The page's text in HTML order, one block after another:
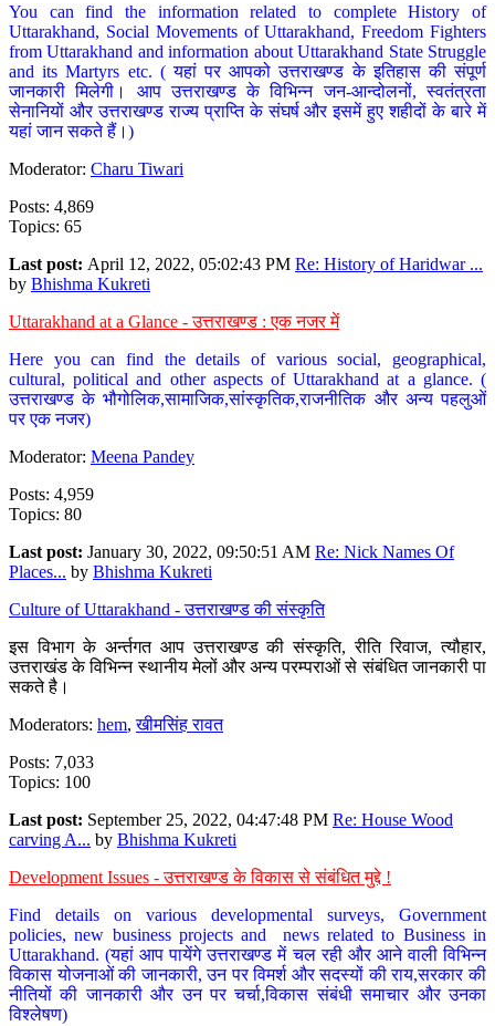
You can find the information related to complete History of
Uttarakhand, Social Movements of Uttarakhand, Freedom Fighters
from Uttarakhand and information about Uttarakhand State Struggle
and its Martyrs etc. ( यहां पर आपको उत्तराखण्ड के इतिहास की संपूर्ण
जानकारी मिलेगी। आप उत्तराखण्ड के विभिन्न जन-आन्दोलनों, स्वतंत्रता
सेनानियों और उत्तराखण्ड राज्य प्राप्ति के संघर्ष और इसमें हुए शहीदों के बारे में
यहां जान सकते हैं।)
Moderator: Charu Tiwari
Posts: 4,869
Topics: 65
Last post: April 12, 2022, 05:02:43 PM Re: History of Haridwar ...
by Bhishma Kukreti
Uttarakhand at a Glance - उत्तराखण्ड : एक नजर में
Here you can find the details of various social, geographical,
cultural, political and other aspects of Uttarakhand at a glance. (
उत्तराखण्ड के भौगोलिक,सामाजिक,सांस्कृतिक,राजनीतिक और अन्य पहलुओं
पर एक नजर)
Moderator: Meena Pandey
Posts: 4,959
Topics: 80
Last post: January 30, 2022, 09:50:51 AM Re: Nick Names Of
Places... by Bhishma Kukreti
Culture of Uttarakhand - उत्तराखण्ड की संस्कृति
इस विभाग के अर्न्तगत आप उत्तराखण्ड की संस्कृति, रीति रिवाज, त्यौहार,
उत्तराखंड के विभिन्न स्थानीय मेलों और अन्य परम्पराओं से संबंधित जानकारी पा
सकते है।
Moderators: hem,खीमसिंह रावत
Posts: 7,033
Topics: 100
Last post: September 25, 2022, 04:47:48 PM Re: House Wood
carving A... by Bhishma Kukreti
Development Issues - उत्तराखण्ड के विकास से संबंधित मुद्दे !
Find details on various developmental surveys, Government
policies, new business projects and news related to Business in
Uttarakhand. (यहां आप पायेंगे उत्तराखण्ड में चल रही और आने वाली विभिन्न
विकास योजनाओं की जानकारी, उन पर विमर्श और सदस्यों की राय,सरकार की
नीतियों की जानकारी और उन पर चर्चा,विकास संबंधी समाचार और उनका
विश्लेषण)